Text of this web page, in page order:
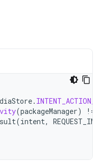
.
(packageManager) !=
(intent,